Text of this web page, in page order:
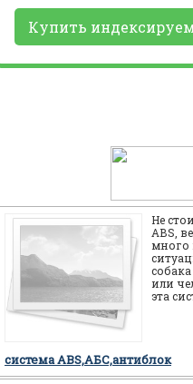
Купить
Не
АВS,
много
или
эта
система ABS,АБС,антиблок